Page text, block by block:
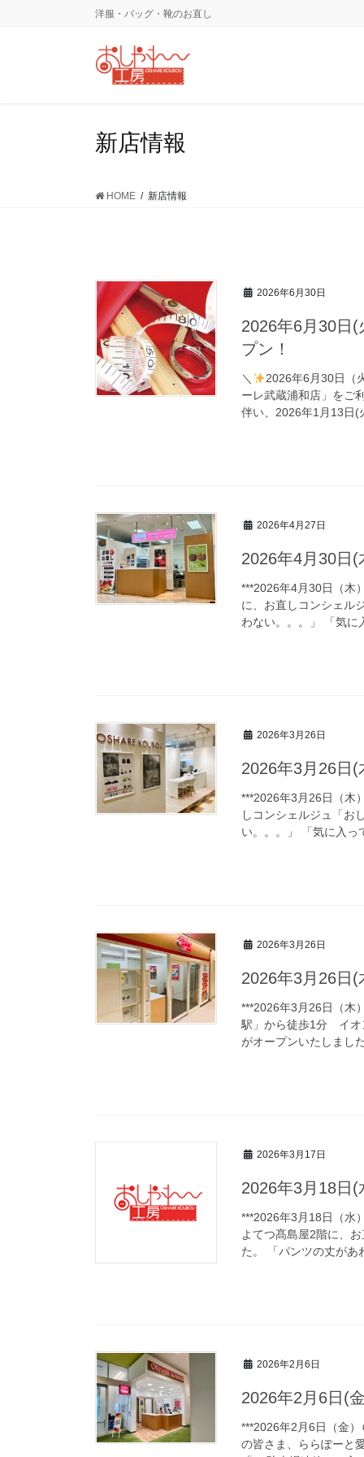
洋服・バッグ・靴のお直し
新店情報
HOME 新店情報
2026年6月30日
2026年6月30日
プン！
＼ 2026年6月30日（
ーレ武蔵浦和店」をご
伴い、2026年1月13日(
2026年4月27日
2026年4月30日(
***2026年4月30日（木
に、お直しコンシェル
わない。。。」 「気に
2026年3月26日
2026年3月26日(
***2026年3月26日（木
しコンシェルジュ「お
い。。。」 「気に入っ
2026年3月26日
2026年3月26日(
***2026年3月26日（木
駅」から徒歩1分 イオ
がオープンいたしまし
2026年3月17日
2026年3月18日(
***2026年3月18日（水
よてつ髙島屋2階に、
た。 「パンツの丈があ
2026年2月6日
2026年2月6日(
***2026年2月6日（金
の皆さま、ららぽーと